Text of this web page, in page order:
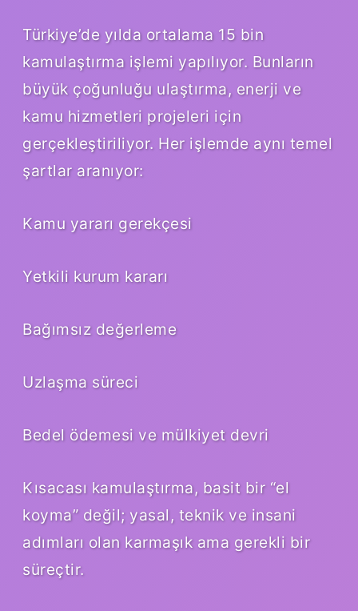
Türkiye’de yılda ortalama 15 bin
kamulaştırma işlemi yapılıyor. Bunların
büyük çoğunluğu ulaştırma, enerji ve
kamu hizmetleri projeleri için
gerçekleştiriliyor. Her işlemde aynı temel
şartlar aranıyor:
Kamu yararı gerekçesi
Yetkili kurum kararı
Bağımsız değerleme
Uzlaşma süreci
Bedel ödemesi ve mülkiyet devri
Kısacası kamulaştırma, basit bir “el
koyma” değil; yasal, teknik ve insani
adımları olan karmaşık ama gerekli bir
süreçtir.